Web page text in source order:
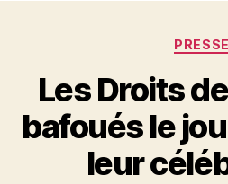
PRESSE
Les Droits
bafoués le
leur